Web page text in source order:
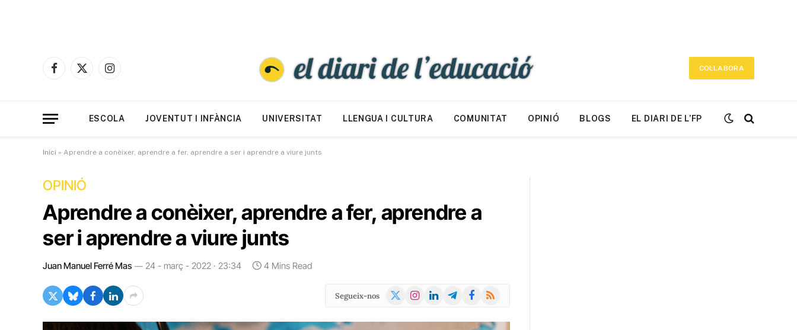
Facebook
X
Instagram
COL·LABORA
ESCOLA JOVENTUT I INFÀNCIA UNIVERSITAT LLENGUA I CULTURA COMUNITAT OPINIÓ BLOGS EL DIARI DE L’FP
Inici » Aprendre a conèixer, aprendre a fer, aprendre a ser i aprendre a viure junts
OPINIÓ
Aprendre a conèixer, aprendre a fer, aprendre a
ser i aprendre a viure junts
Juan Manuel Ferré Mas 24 - març - 2022 · 23:34 4 Mins Read
Segueix-nos
X
Instagram
LinkedInTelegramFacebook
RSS